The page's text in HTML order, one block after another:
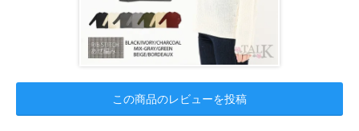
この商品のレビューを投稿